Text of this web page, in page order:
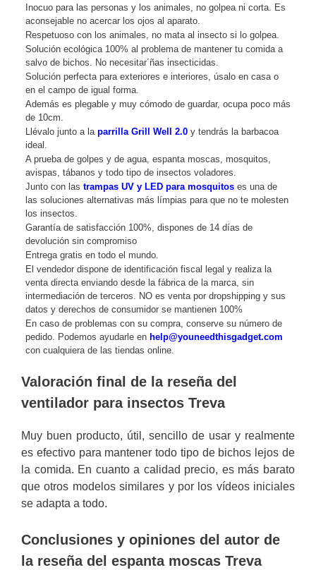
Inocuo para las personas y los animales, no golpea ni corta. Es
aconsejable no acercar los ojos al aparato.
Respetuoso con los animales, no mata al insecto si lo golpea.
Solución ecológica 100% al problema de mantener tu comida a
salvo de bichos. No necesitar´ñas insecticidas.
Solución perfecta para exteriores e interiores, úsalo en casa o
en el campo de igual forma.
Además es plegable y muy cómodo de guardar, ocupa poco más
de 10cm.
Llévalo junto a la parrilla Grill Well 2.0 y tendrás la barbacoa
ideal.
A prueba de golpes y de agua, espanta moscas, mosquitos,
avispas, tábanos y todo tipo de insectos voladores.
Junto con las trampas UV y LED para mosquitos es una de
las soluciones alternativas más límpias para que no te molesten
los insectos.
Garantía de satisfacción 100%, dispones de 14 días de
devolución sin compromiso
Entrega gratis en todo el mundo.
El vendedor dispone de identificación fiscal legal y realiza la
venta directa enviando desde la fábrica de la marca, sin
intermediación de terceros. NO es venta por dropshipping y sus
datos y derechos de consumidor se mantienen 100%
En caso de problemas con su compra, conserve su número de
pedido. Podemos ayudarle en help@youneedthisgadget.com
con cualquiera de las tiendas online.
Valoración final de la reseña del
ventilador para insectos Treva
Muy buen producto, útil, sencillo de usar y realmente
es efectivo para mantener todo tipo de bichos lejos de
la comida. En cuanto a calidad precio, es más barato
que otros modelos similares y por los vídeos iniciales
se adapta a todo.
Conclusiones y opiniones del autor de
la reseña del espanta moscas Treva